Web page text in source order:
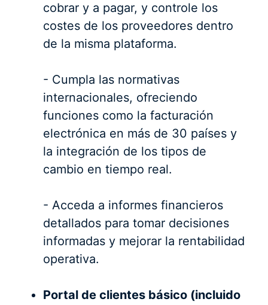
cobrar y a pagar, y controle los
costes de los proveedores dentro
de la misma plataforma.
- Cumpla las normativas
internacionales, ofreciendo
funciones como la facturación
electrónica en más de 30 países y
la integración de los tipos de
cambio en tiempo real.
- Acceda a informes financieros
detallados para tomar decisiones
informadas y mejorar la rentabilidad
operativa.
Portal de clientes básico (incluido